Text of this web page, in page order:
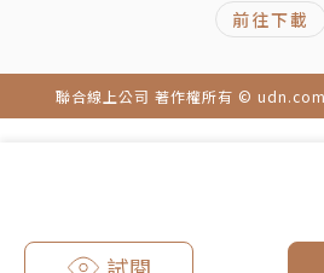
◥50人的線上課程活動，分組要
◥簡報文字在線上適合用動畫嗎
後大家一起開，這樣操作ok嗎？
◥線上課程一定比實體進展慢，
間？
前往下載
聯合線上公司 著作權所有 ©